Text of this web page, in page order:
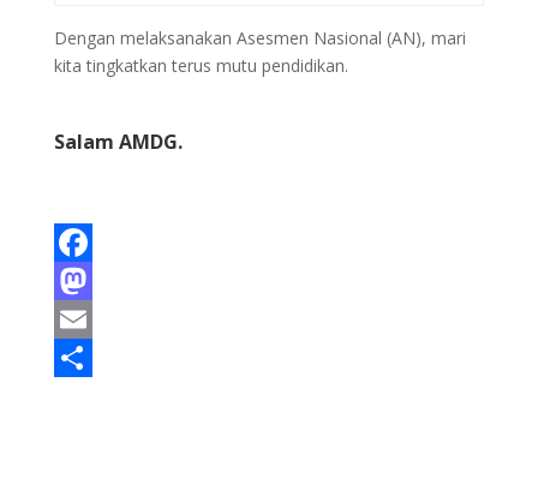
Dengan melaksanakan Asesmen Nasional (AN), mari
kita tingkatkan terus mutu pendidikan.
Salam AMDG.
F
a
c
M
aE